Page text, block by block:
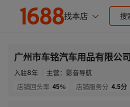
广州市车铭汽车用品有限公司
入驻8年 主营： 影音导航
店铺回头率 45% 店铺服务分 4.5分